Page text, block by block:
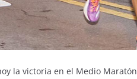
la victoria en el Medio